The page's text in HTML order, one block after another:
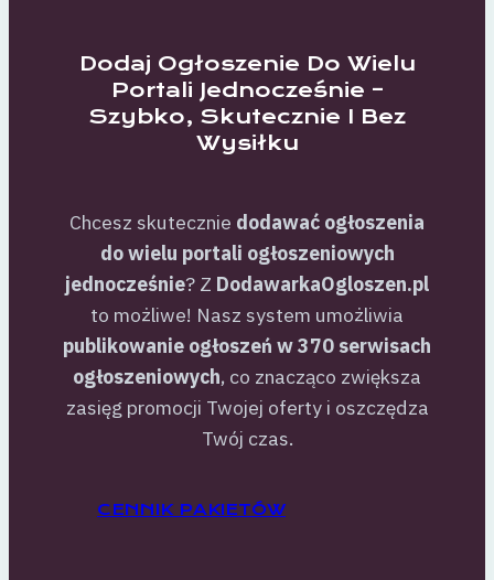
Dodaj Ogłoszenie Do Wielu
Portali Jednocześnie –
Szybko, Skutecznie I Bez
Wysiłku
Chcesz skutecznie dodawać ogłoszenia
do wielu portali ogłoszeniowych
jednocześnie? Z DodawarkaOgloszen.pl
to możliwe! Nasz system umożliwia
publikowanie ogłoszeń w 370 serwisach
ogłoszeniowych, co znacząco zwiększa
zasięg promocji Twojej oferty i oszczędza
Twój czas.
CENNIK PAKIETÓW